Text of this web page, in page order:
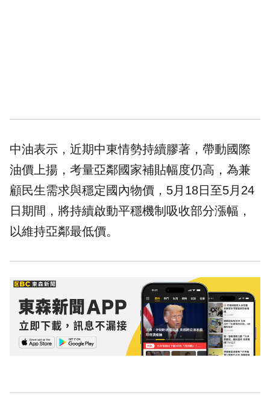
中油表示，近期中東情勢持續膠著，帶動國際
油價上揚，考量亞鄰國家補貼幅度仍高，為兼
顧民生需求與穩定國內物價 ，5月18日至5月24
日期間，將持續啟動平穩機制吸收部分漲幅，
以維持亞鄰最低價。